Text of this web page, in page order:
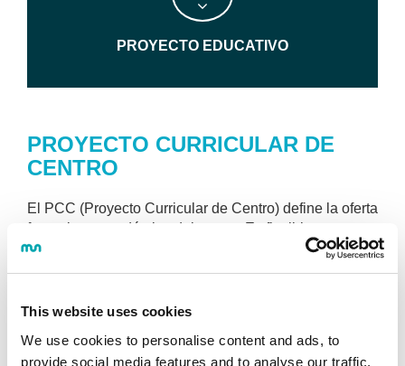
This website uses cookies
We use cookies to personalise content and ads, to
provide social media features and to analyse our traffic.
PROYECTO EDUCATIVO
PROYECTO CURRICULAR DE
CENTRO
El PCC (Proyecto Curricular de Centro) define la oferta
formativa y académica del centro. Es flexible y
polivalente, y se halla en continua reelaboración,
Centro.